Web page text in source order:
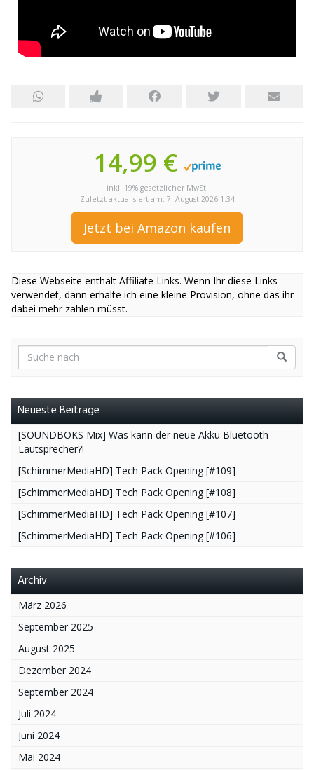
14,99 €
inkl. 19% gesetzlicher MwSt.
Zuletzt aktualisiert am: 7. August 2026 1:34
Jetzt bei Amazon kaufen
Diese Webseite enthält Affiliate Links. Wenn Ihr diese Links
verwendet, dann erhalte ich eine kleine Provision, ohne das ihr
dabei mehr zahlen müsst.
Neueste Beiträge
[SOUNDBOKS Mix] Was kann der neue Akku Bluetooth
Lautsprecher?!
[SchimmerMediaHD] Tech Pack Opening [#109]
[SchimmerMediaHD] Tech Pack Opening [#108]
[SchimmerMediaHD] Tech Pack Opening [#107]
[SchimmerMediaHD] Tech Pack Opening [#106]
Archiv
März 2026
September 2025
August 2025
Dezember 2024
September 2024
Juli 2024
Juni 2024
Mai 2024